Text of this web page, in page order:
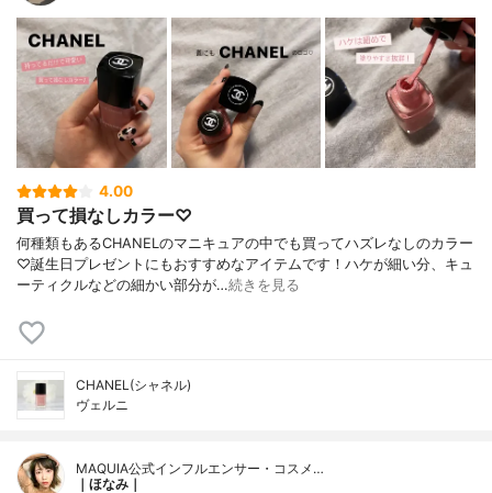
4.00
買って損なしカラー♡
何種類もあるCHANELのマニキュアの中でも買ってハズレなしのカラー
♡誕生日プレゼントにもおすすめなアイテムです！ハケが細い分、キュ
ーティクルなどの細かい部分が…続きを見る
CHANEL(シャネル)
ヴェルニ
MAQUIA公式インフルエンサー・コスメ…
｜ほなみ｜